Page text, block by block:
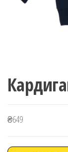
₴649